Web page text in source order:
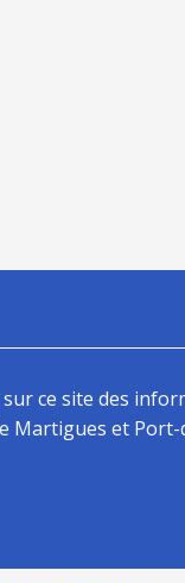
ce site des
Martigues et